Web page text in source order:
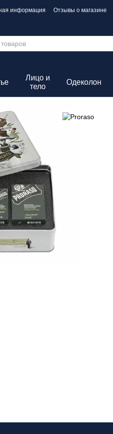
информация Отзывы о магазине
Лицо и
тело
Одеколон